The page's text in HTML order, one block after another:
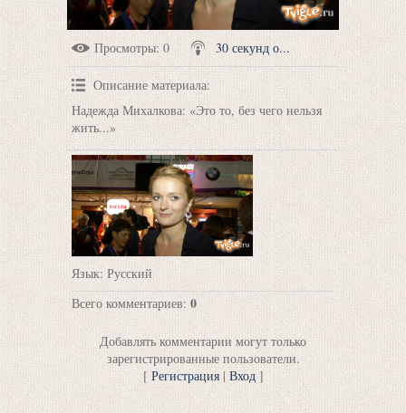
Просмотры: 0 30 секунд о...
Описание материала:
Надежда Михалкова: «Это то, без чего нельзя
жить...»
Язык: Русский
Всего комментариев: 0
Добавлять комментарии могут только
зарегистрированные пользователи.
[ Регистрация| Вход]